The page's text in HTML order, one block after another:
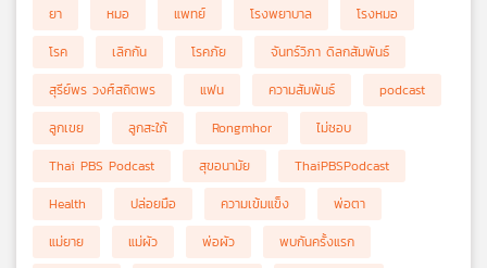
ยา
หมอ แพทย์ โรงพยาบาล
โรงหมอ
โรค
เลิกกัน โรคภัย
จันทร์วิภา ดิลกสัมพันธ์
สุรีย์พร วงศ์สถิตพร
แฟน ความสัมพันธ์
podcast
ลูกเขย
ลูกสะใภ้ Rongmhor
ไม่ชอบ
Thai PBS Podcast
สุขอนามัย
ThaiPBSPodcast
Health
ปล่อยมือ ความเข้มแข็ง
พ่อตา
แม่ยาย
แม่ผัว พ่อผัว
พบกันครั้งแรก